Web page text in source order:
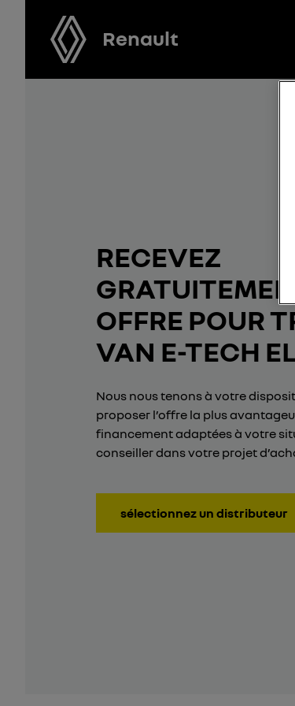
Renault
RECEVEZ
OFFRE POUR
VAN E-TECH
Nous nous tenons à votre
proposer l’offre la plus
financement adaptées à votre
conseiller dans votre projet
sélectionnez un distributeur